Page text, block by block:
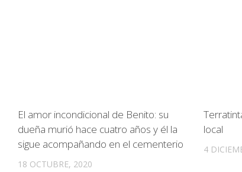
El amor incondicional de Benito: su
dueña murió hace cuatro años y él la
sigue acompañando en el cementerio
18 OCTUBRE, 2020
local
4